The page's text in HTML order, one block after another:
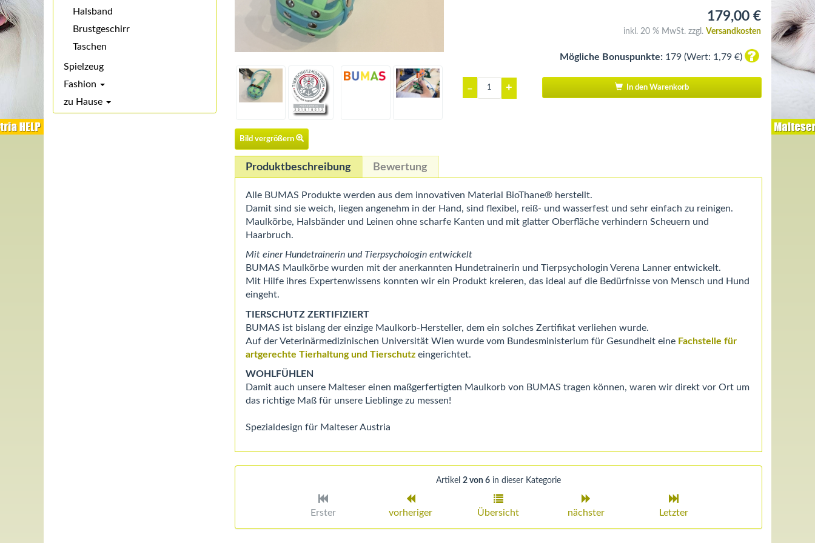
Halsband
Brustgeschirr
Taschen
Spielzeug
Fashion
zu Hause
179,00 €
inkl. 20 % MwSt. zzgl. Versandkosten
Mögliche Bonuspunkte: 179 (Wert: 1,79 €)
Bild vergrößern
– + In den Warenkorb
Produktbeschreibung
Alle BUMAS Produkte werden aus dem innovativen Material BioThane® herstellt.
Damit sind sie weich, liegen angenehm in der Hand, sind flexibel, reiß- und wasserfest und sehr einfach zu reinigen.
Maulkörbe, Halsbänder und Leinen ohne scharfe Kanten und mit glatter Oberfläche verhindern Scheuern und
Haarbruch.
Mit einer Hundetrainerin und Tierpsychologin entwickelt
BUMAS Maulkörbe wurden mit der anerkannten Hundetrainerin und Tierpsychologin Verena Lanner entwickelt.
Mit Hilfe ihres Expertenwissens konnten wir ein Produkt kreieren, das ideal auf die Bedürfnisse von Mensch und Hund
eingeht.
TIERSCHUTZ ZERTIFIZIERT
BUMAS ist bislang der einzige Maulkorb-Hersteller, dem ein solches Zertifikat verliehen wurde.
Auf der Veterinärmedizinischen Universität Wien wurde vom Bundesministerium für Gesundheit eine Fachstelle für
artgerechte Tierhaltung und Tierschutz eingerichtet.
WOHLFÜHLEN
Damit auch unsere Malteser einen maßgerfertigten Maulkorb von BUMAS tragen können, waren wir direkt vor Ort um
das richtige Maß für unsere Lieblinge zu messen!
Spezialdesign für Malteser Austria
Bewertung
Artikel 2 von 6 in dieser Kategorie
Erster vorheriger Übersicht nächster Letzter